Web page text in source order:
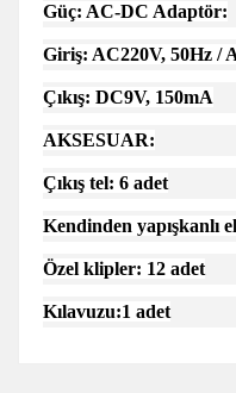
Güç: AC-DC Adaptör:
Giriş: AC220V, 50Hz /
Çıkış: DC9V, 150mA
AKSESUAR:
Çıkış tel: 6 adet
Kendinden yapışkanlı
Özel klipler: 12 adet
Kılavuzu:1 adet